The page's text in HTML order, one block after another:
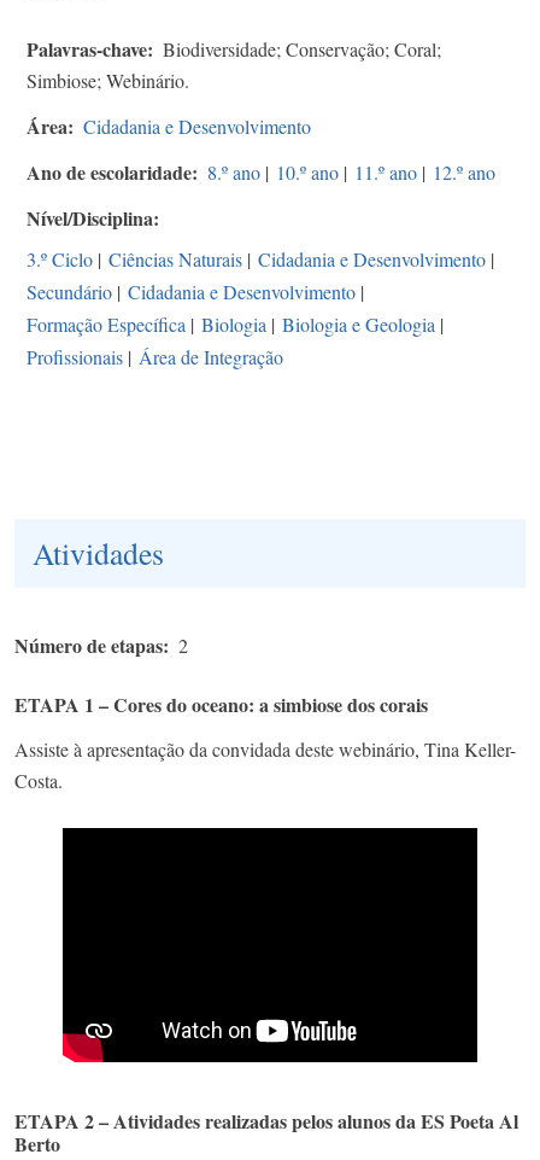
Palavras-chave
Biodiversidade; Conservação; Coral;
Simbiose; Webinário.
Área Cidadania e Desenvolvimento
Ano de escolaridade 8.º ano | 10.º ano | 11.º ano | 12.º ano
Nível/Disciplina
3.º Ciclo | Ciências Naturais | Cidadania e Desenvolvimento |
Secundário | Cidadania e Desenvolvimento |
Formação Específica | Biologia | Biologia e Geologia |
Profissionais | Área de Integração
Atividades
Número de etapas 2
ETAPA 1 – Cores do oceano: a simbiose dos corais
Assiste à apresentação da convidada deste webinário, Tina Keller-
Costa.
ETAPA 2 – Atividades realizadas pelos alunos da ES Poeta Al
Berto